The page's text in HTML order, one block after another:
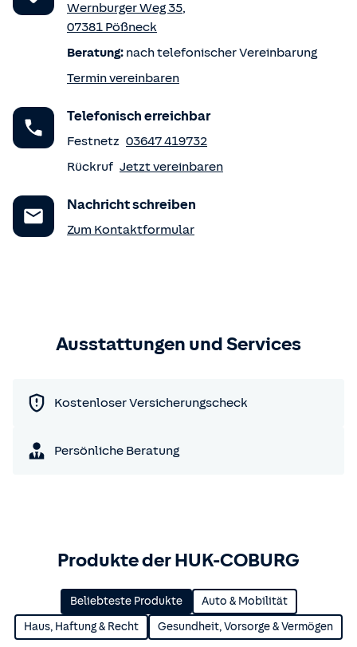
Wernburger Weg 35,
07381 Pößneck
Beratung: nach telefonischer Vereinbarung
Termin vereinbaren
Telefonisch erreichbar
Festnetz 03647 419732
Rückruf Jetzt vereinbaren
Nachricht schreiben
Zum Kontaktformular
Ausstattungen und Services
Kostenloser Versicherungscheck
Persönliche Beratung
Produkte der HUK-COBURG
Beliebteste Produkte Auto & Mobilität
Haus, Haftung & Recht Gesundheit, Vorsorge & Vermögen